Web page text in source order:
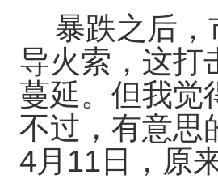
暴跌之后，
导火索，这打
蔓延。但我觉
不过，有意思
4月11日，原